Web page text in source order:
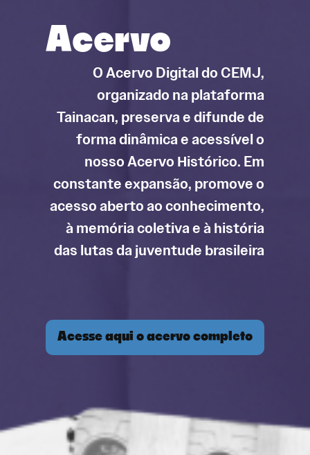
Acervo
O Acervo Digital do CEMJ,
organizado na plataforma
Tainacan, preserva e difunde de
forma dinâmica e acessível o
nosso Acervo Histórico. Em
constante expansão, promove o
acesso aberto ao conhecimento,
à memória coletiva e à história
das lutas da juventude brasileira
Acesse aqui o acervo completo